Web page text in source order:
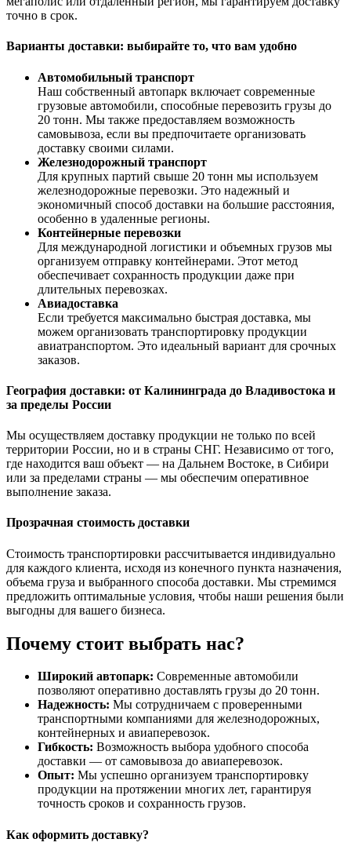
точно в срок.
Варианты доставки: выбирайте то, что вам удобно
Автомобильный транспорт
Наш собственный автопарк включает современные
грузовые автомобили, способные перевозить грузы до
20 тонн. Мы также предоставляем возможность
самовывоза, если вы предпочитаете организовать
доставку своими силами.
Железнодорожный транспорт
Для крупных партий свыше 20 тонн мы используем
железнодорожные перевозки. Это надежный и
экономичный способ доставки на большие расстояния,
особенно в удаленные регионы.
Контейнерные перевозки
Для международной логистики и объемных грузов мы
организуем отправку контейнерами. Этот метод
обеспечивает сохранность продукции даже при
длительных перевозках.
Авиадоставка
Если требуется максимально быстрая доставка, мы
можем организовать транспортировку продукции
авиатранспортом. Это идеальный вариант для срочных
заказов.
География доставки: от Калининграда до Владивостока и
за пределы России
Мы осуществляем доставку продукции не только по всей
территории России, но и в страны СНГ. Независимо от того,
где находится ваш объект — на Дальнем Востоке, в Сибири
или за пределами страны — мы обеспечим оперативное
выполнение заказа.
Прозрачная стоимость доставки
Стоимость транспортировки рассчитывается индивидуально
для каждого клиента, исходя из конечного пункта назначения,
объема груза и выбранного способа доставки. Мы стремимся
предложить оптимальные условия, чтобы наши решения были
выгодны для вашего бизнеса.
Почему стоит выбрать нас?
Широкий автопарк: Современные автомобили
позволяют оперативно доставлять грузы до 20 тонн.
Надежность: Мы сотрудничаем с проверенными
транспортными компаниями для железнодорожных,
контейнерных и авиаперевозок.
Гибкость: Возможность выбора удобного способа
доставки — от самовывоза до авиаперевозок.
Опыт: Мы успешно организуем транспортировку
продукции на протяжении многих лет, гарантируя
точность сроков и сохранность грузов.
Как оформить доставку?